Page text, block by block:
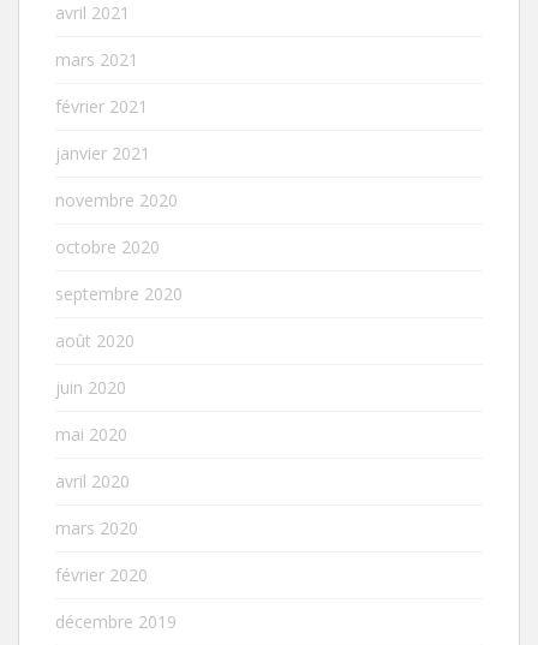
avril 2021
mars 2021
février 2021
janvier 2021
novembre 2020
octobre 2020
septembre 2020
août 2020
juin 2020
mai 2020
avril 2020
mars 2020
février 2020
décembre 2019